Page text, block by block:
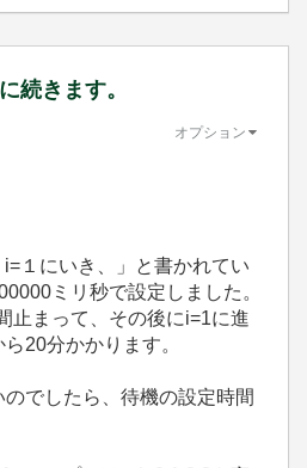
続きます。
オプション
i=１にいき、」と書かれてい
ミリ秒で設定しました。
止まって、その後にi=1に進
20分かかります。
でしたら、待機の設定時間